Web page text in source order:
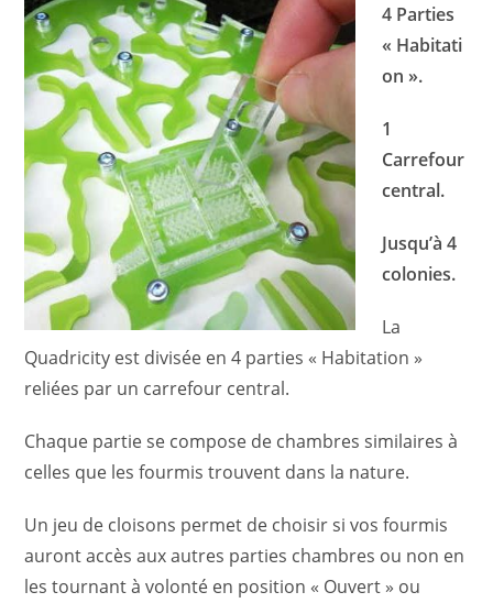
4 Parties
« Habitati
on ».
1
Carrefour
central.
Jusqu’à 4
colonies.
La
Quadricity est divisée en 4 parties « Habitation »
reliées par un carrefour central.
Chaque partie se compose de chambres similaires à
celles que les fourmis trouvent dans la nature.
Un jeu de cloisons permet de choisir si vos fourmis
auront accès aux autres parties chambres ou non en
les tournant à volonté en position « Ouvert » ou